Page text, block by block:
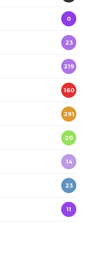
0
23
219
160
291
20
14
23
11